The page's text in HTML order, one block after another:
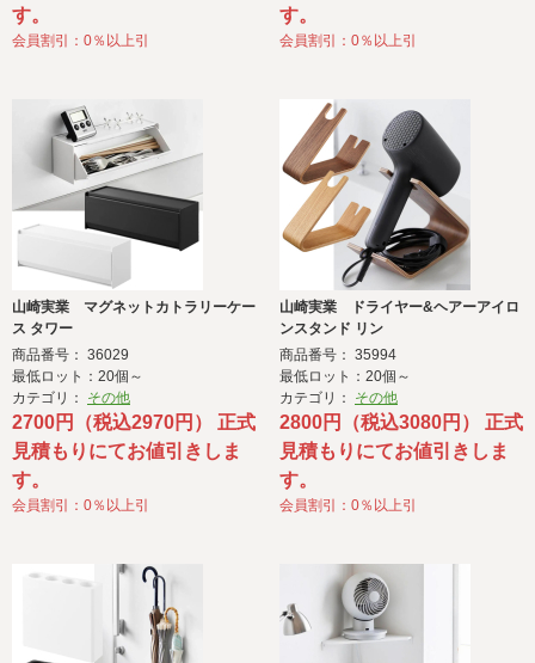
す。
会員割引：0％以上引
す。
会員割引：0％以上引
山崎実業 マグネットカトラリーケー
ス タワー
商品番号： 36029
最低ロット：20個～
カテゴリ： その他
2700円（税込2970円） 正式
見積もりにてお値引きしま
す。
会員割引：0％以上引
山崎実業 ドライヤー&ヘアーアイロ
ンスタンド リン
商品番号： 35994
最低ロット：20個～
カテゴリ： その他
2800円（税込3080円） 正式
見積もりにてお値引きしま
す。
会員割引：0％以上引